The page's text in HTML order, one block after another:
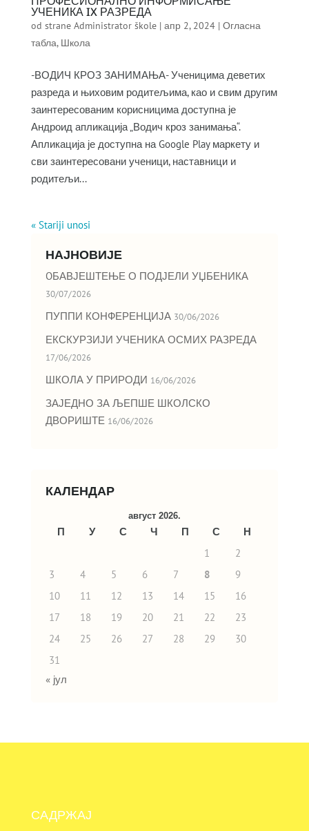
УЧЕНИКА IX РАЗРЕДА
od strane Administrator škole| апр 2, 2024| Огласна
табла, Школа
-ВОДИЧ КРОЗ ЗАНИМАЊА- Ученицима деветих
разреда и њиховим родитељима, као и свим другим
заинтересованим корисницима доступна је
Андроид апликација „Водич кроз занимања“.
Апликација је доступна на Google Play маркету и
сви заинтересовани ученици, наставници и
родитељи...
« Stariji unosi
НАЈНОВИЈЕ
OБАВЈЕШТЕЊЕ О ПОДЈЕЛИ УЏБЕНИКА
30/07/2026
ПУППИ КОНФЕРЕНЦИЈА 30/06/2026
ЕКСКУРЗИЈИ УЧЕНИКА ОСМИХ РАЗРЕДА
17/06/2026
ШКОЛА У ПРИРОДИ 16/06/2026
ЗАЈЕДНО ЗА ЉЕПШЕ ШКОЛСКО
ДВОРИШТЕ 16/06/2026
КАЛЕНДАР
август 2026.
П У С Ч П С
Н
1
2
3
4 5 6 7 8
9
10
11 12 13 14 15
16
17
18 19 20 21 22
23
24
25 26 27 28 29
30
31
« јул
САДРЖАЈ